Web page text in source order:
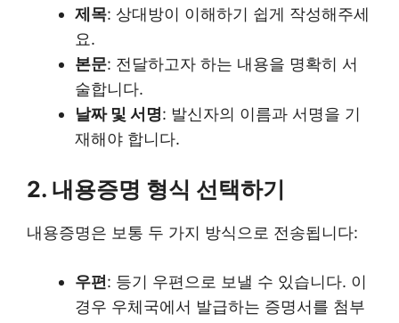
제목: 상대방이 이해하기 쉽게 작성해주세
요.
본문: 전달하고자 하는 내용을 명확히 서
술합니다.
날짜 및 서명: 발신자의 이름과 서명을 기
재해야 합니다.
2. 내용증명 형식 선택하기
내용증명은 보통 두 가지 방식으로 전송됩니다:
우편 : 등기 우편으로 보낼 수 있습니다. 이
경우 우체국에서 발급하는 증명서를 첨부